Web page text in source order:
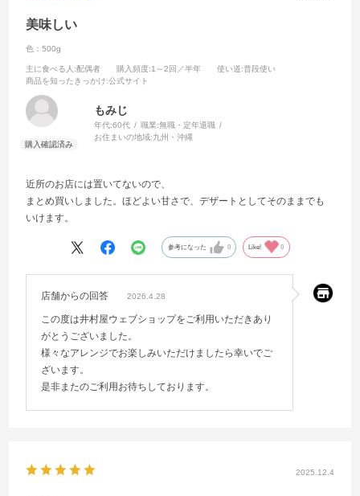
美味しい
色：500g
主に食べる人 :配偶者 購入頻度:1～2回／半年 使い道:普段使い
商品を知ったきっかけ:公式サイト
もみじ
年代:60代 職業:無職・定年退職
お住まいの地域:九州・沖縄
近所のお店には置いてないので、
まとめ買いしました。ほどよい甘さで、デザートとしてそのままでも
いけます。
参考になった 0 Like! 0
店舗からの回答 2026.4.28
この度は井村屋ウェブショップをご利用いただきあり
がとうございました。
様々なアレンジでお楽しみいただけましたら幸いでご
ざいます。
是非またのご利用お待ちしております。
2025.12.4